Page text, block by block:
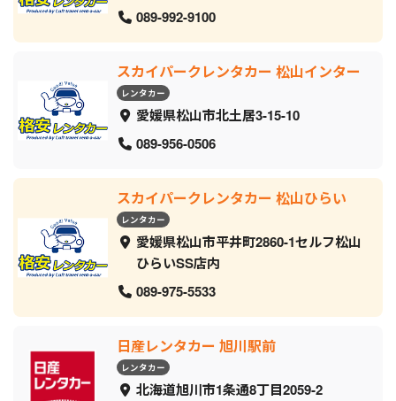
089-992-9100
スカイパークレンタカー 松山インター
レンタカー
愛媛県松山市北土居3-15-10
089-956-0506
スカイパークレンタカー 松山ひらい
レンタカー
愛媛県松山市平井町2860-1セルフ松山
ひらいSS店内
089-975-5533
日産レンタカー 旭川駅前
レンタカー
北海道旭川市1条通8丁目2059‐2